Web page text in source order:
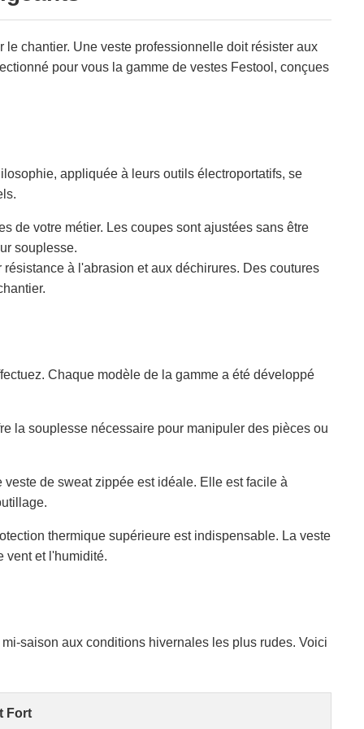
chantier. Une veste professionnelle doit résister aux
pour vous la gamme de vestes Festool, conçues
appliquée à leurs outils électroportatifs, se
de votre métier. Les coupes sont ajustées sans être
souplesse.
à l'abrasion et aux déchirures. Des coutures
Chaque modèle de la gamme a été développé
la souplesse nécessaire pour manipuler des pièces ou
de sweat zippée est idéale. Elle est facile à
thermique supérieure est indispensable. La veste
vent et l'humidité.
saison aux conditions hivernales les plus rudes. Voici
Fort